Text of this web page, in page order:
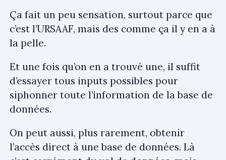
Ça fait un peu sensation, surtout parce que
c’est l’URSAAF, mais des comme ça il y en a à
la pelle.
Et une fois qu’on en a trouvé une, il suffit
d’essayer tous inputs possibles pour
siphonner toute l’information de la base de
données.
On peut aussi, plus rarement, obtenir
l’accès direct à une base de données. Là